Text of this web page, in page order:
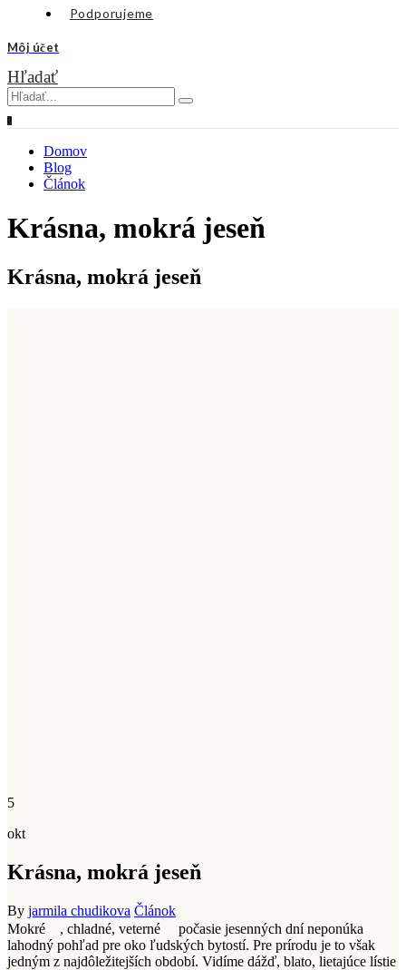
Podporujeme
Môj účet
Hľadať
0
Domov
Blog
Článok
Krásna, mokrá jeseň
Krásna, mokrá jeseň
5
okt
Krásna, mokrá jeseň
By jarmila chudikova Článok
Mokré
, chladné, veterné
počasie jesenných dní neponúka
lahodný pohľad pre oko ľudských bytostí. Pre prírodu je to však
jedným z najdôležitejších období. Vidíme dážď, blato, lietajúce lístie